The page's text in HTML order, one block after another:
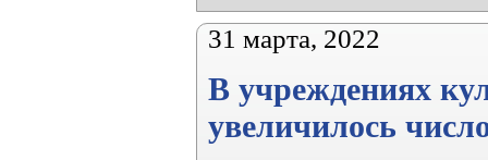
31 марта, 2022
В учреждениях
увеличилось